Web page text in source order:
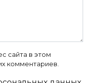
сайта в этом
комментариев.